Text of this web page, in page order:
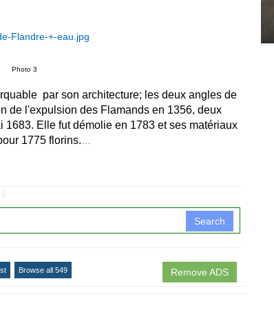
Photo 3
par son architecture; les deux angles de
de l'expulsion des Flamands en 1356, deux
1683. Elle fut démolie en 1783 et ses matériaux
1775 florins.…
Search
Remove ADS
Browse all 549